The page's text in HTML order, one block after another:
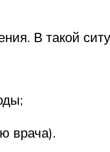
В такой
врача).